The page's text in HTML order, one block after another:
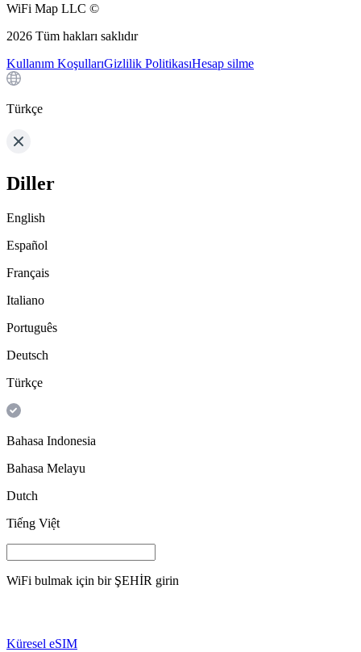
WiFi Map LLC ©
2026 Tüm hakları saklıdır
Kullanım KoşullarıGizlilik PolitikasıHesap silme
Türkçe
Diller
English
Español
Français
Italiano
Português
Deutsch
Türkçe
Bahasa Indonesia
Bahasa Melayu
Dutch
Tiếng Việt
WiFi bulmak için bir ŞEHİR girin
Küresel eSIM